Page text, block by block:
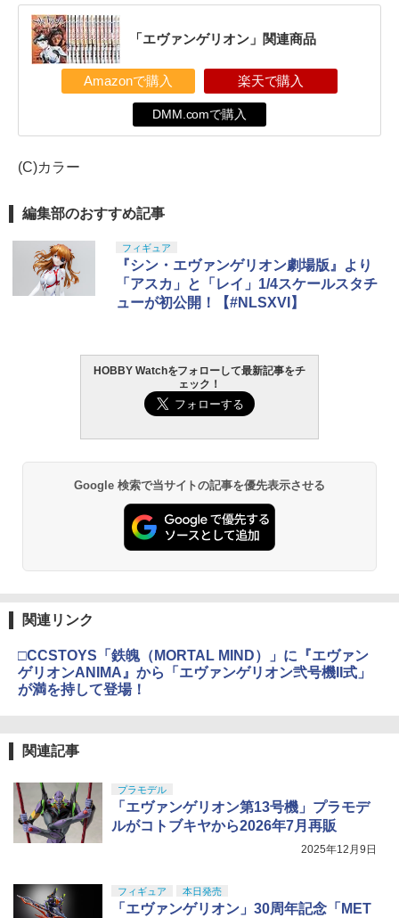
「エヴァンゲリオン」関連商品
Amazonで購入 楽天で購入
DMM.comで購入
(C)カラー
編集部のおすすめ記事
フィギュア
『シン・エヴァンゲリオン劇場版』より
「アスカ」と「レイ」1/4スケールスタチ
ューが初公開！【#NLSXVI】
HOBBY Watchをフォローして最新記事をチ
ェック！
Google 検索で当サイトの記事を優先表示させる
関連リンク
□CCSTOYS「鉄魄（MORTAL MIND）」に『エヴァン
ゲリオンANIMA』から「エヴァンゲリオン弐号機II式」
が満を持して登場！
関連記事
プラモデル
「エヴァンゲリオン第13号機」プラモデ
ルがコトブキヤから2026年7月再販
2025年12月9日
フィギュア 本日発売
「エヴァンゲリオン」30周年記念「MET